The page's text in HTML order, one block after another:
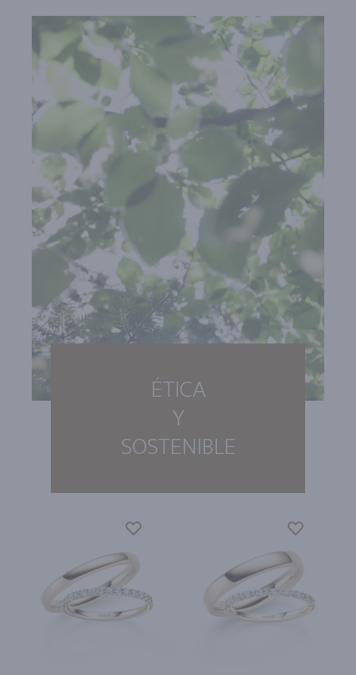
ÉTICA
Y
SOSTENIBLE